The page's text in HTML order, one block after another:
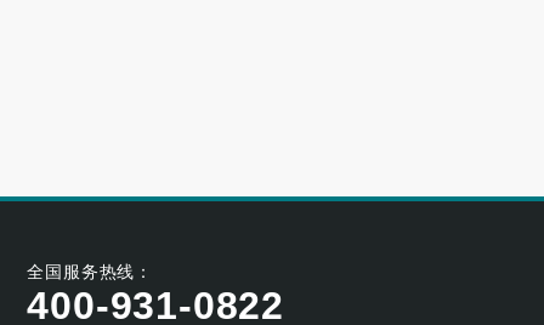
全国服务热线：
400-931-0822